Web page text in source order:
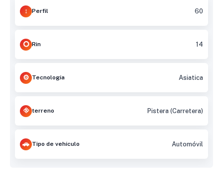
Perfil 60
Rin 14
Tecnología Asiatica
terreno Pistera (Carretera)
Tipo de vehículo Automóvil